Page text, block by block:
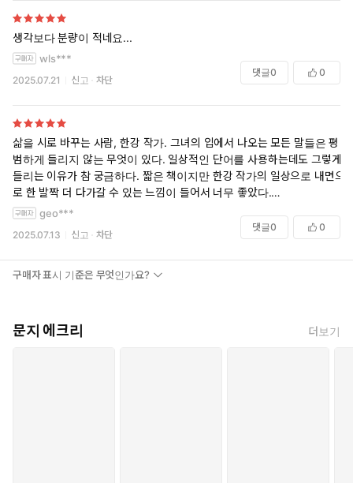
그러나, 쓰는 사람은 오직 글쓰기만으로 질문을 꿰뚫고 나아갈 수 있고,
감각들을 전류처럼 문장에 불어넣어 읽는 사람에게 전달할 수 있다. 죽지
풀처럼. 북향의 정원에 거울로 만들어준 햇빛이 잎사귀들을 가로지를 때
보이는 연두빛으로부터 느껴지는 근원적인 기쁨처럼. 쓰는 사람을 생명
처마 아래에서 비를 피하며 어깨를 맞대고 서로의 체온을 느끼며 선 사람
들처럼. 만난 적 없는 사람들이 시공간을 통과하며 부풀어 오르고 단단해
진 수십억 겹처럼. 읽는 사람들을 이어주는 언어는 실과 같다. 심장과 심
장을 이어주는 사랑은 금실과 같다. 그렇게, 쓰는 사람은 글쓰기로 충분히
삶을 살아내고 있다.
무언가를 통해 일어난 내면의 변화를 섬세한 시선으로 기록한 책.
생각보다 분량이 적네요...
wls***
2025.07.21 신고 차단
댓글0 0
삶을 시로 바꾸는 사람, 한강 작가. 그녀의 입에서 나오는 모든 말들은 평
범하게 들리지 않는 무엇이 있다. 일상적인 단어를 사용하는데도 그렇게
들리는 이유가 참 궁금하다. 짧은 책이지만 한강 작가의 일상으로 내면으
로 한 발짝 더 다가갈 수 있는 느낌이 들어서 너무 좋았다.
팔딱팔딱 뛰는 나의 가슴 속에 있지.
사랑이란 무얼까?
우리의 가슴과 가슴 사이를 연결해주는 금실이지.
안 그녀가 써왔던 소설들을 구상하고 쓰면서의 과정과 작가 자신의 감정
과 다짐이 기록되어 있다. 그 작품들 모두는 결국 그녀가 어린날 생각했던
geo***
2025.07.13 신고 차단
댓글0 0
구매자 표시 기준은 무엇인가요?
문지 에크리 더보기